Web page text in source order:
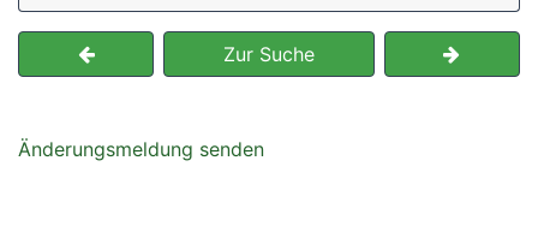
Zur Suche
Änderungsmeldung senden